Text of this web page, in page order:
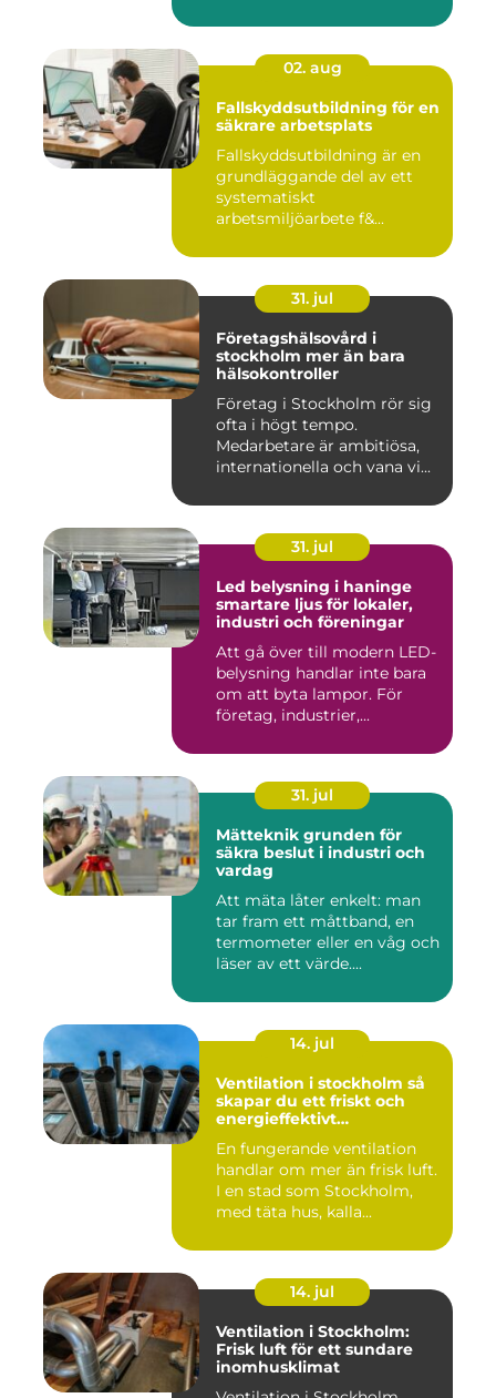
02. aug
Fallskyddsutbildning för en
säkrare arbetsplats
Fallskyddsutbildning är en
grundläggande del av ett
systematiskt
arbetsmiljöarbete f&...
31. jul
Företagshälsovård i
stockholm mer än bara
hälsokontroller
Företag i Stockholm rör sig
ofta i högt tempo.
Medarbetare är ambitiösa,
internationella och vana vi...
31. jul
Led belysning i haninge
smartare ljus för lokaler,
industri och föreningar
Att gå över till modern LED-
belysning handlar inte bara
om att byta lampor. För
företag, industrier,...
31. jul
Mätteknik grunden för
säkra beslut i industri och
vardag
Att mäta låter enkelt: man
tar fram ett måttband, en
termometer eller en våg och
läser av ett värde....
14. jul
Ventilation i stockholm så
skapar du ett friskt och
energieffektivt
En fungerande ventilation
handlar om mer än frisk luft.
I en stad som Stockholm,
med täta hus, kalla...
14. jul
Ventilation i Stockholm:
Frisk luft för ett sundare
inomhusklimat